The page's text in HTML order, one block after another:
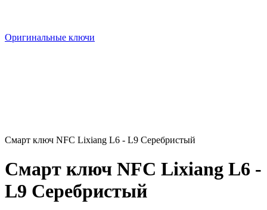
Оригинальные ключи
Смарт ключ NFC Lixiang L6 - L9 Серебристый
Смарт ключ NFC Lixiang L6 -
L9 Серебристый